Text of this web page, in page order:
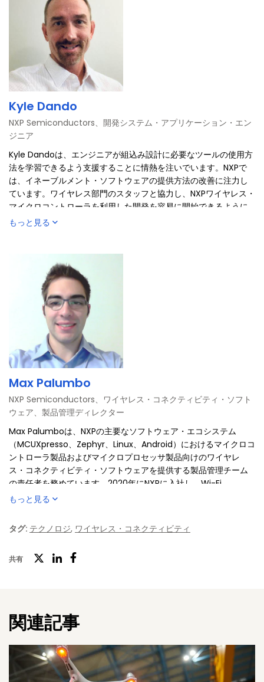
Kyle Dando
NXP Semiconductors、開発システム・アプリケーション・エン
ジニア
Kyle Dandoは、エンジニアが組込み設計に必要なツールの使用方
法を学習できるよう支援することに情熱を注いでいます。NXPで
は、イネーブルメント・ソフトウェアの提供方法の改善に注力し
ています。ワイヤレス部門のスタッフと協力し、NXPワイヤレス・
マイクロコントローラを利用した開発を容易に開始できるように
する取り組みを進めています。Kyle Dandoはパデュー大学とサン
こなしています。
もっと見る
Max Palumbo
NXP Semiconductors、ワイヤレス・コネクティビティ・ソフト
ウェア、製品管理ディレクター
Max Palumboは、NXPの主要なソフトウェア・エコシステム
（MCUXpresso、Zephyr、Linux、Android）におけるマイクロコ
ントローラ製品およびマイクロプロセッサ製品向けのワイヤレ
ス・コネクティビティ・ソフトウェアを提供する製品管理チーム
の責任者を務めています。2020年にNXPに入社し、Wi-Fi、
Bluetooth（ClassicおよびLow Energy）、ZigBee、Threadを扱
ェア・アーキテクト、フィールド・アプリケーション・エンジニ
アの職責を担い、Bluetooth SIGのMeshワーキング・グループで
学の学士号を取得しています。
もっと見る
タグ: テクノロジ, ワイヤレス・コネクティビティ
共有
ツ
タ
ー
ス
ッ
ク
関連記事